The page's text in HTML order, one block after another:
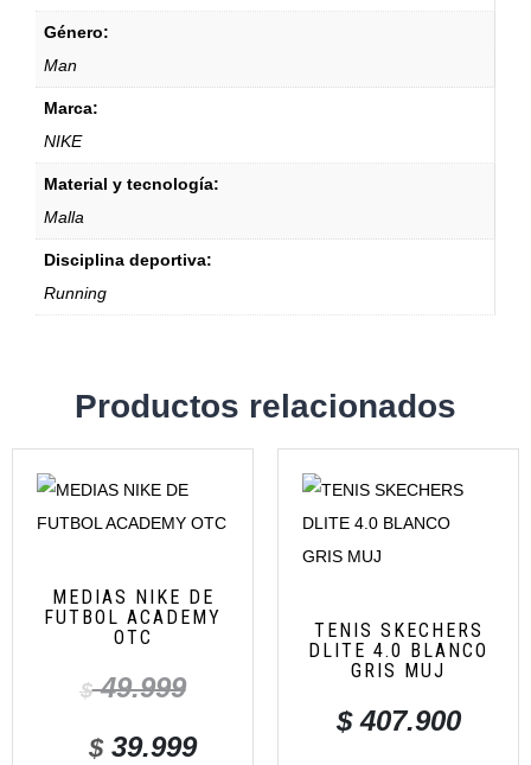
Género:
Man
Marca:
NIKE
Material y tecnología:
Malla
Disciplina deportiva:
Running
Productos relacionados
MEDIAS NIKE DE
FUTBOL ACADEMY
OTC
$49.999
$39.999
TENIS SKECHERS
DLITE 4.0 BLANCO
GRIS MUJ
$407.900